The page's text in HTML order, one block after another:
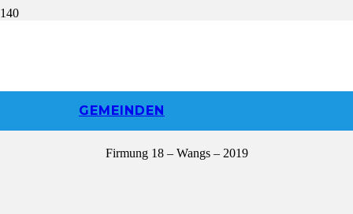
GEMEINDEN
Wangs | 2019
Firmung 18 – Wangs – 2019